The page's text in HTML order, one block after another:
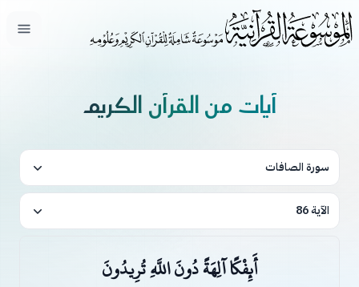
فتح
آيات من القرآن الكريم
سورة الصافات
الآية 86
أَئِفْكًا آلِهَةً دُونَ اللَّهِ تُرِيدُونَ